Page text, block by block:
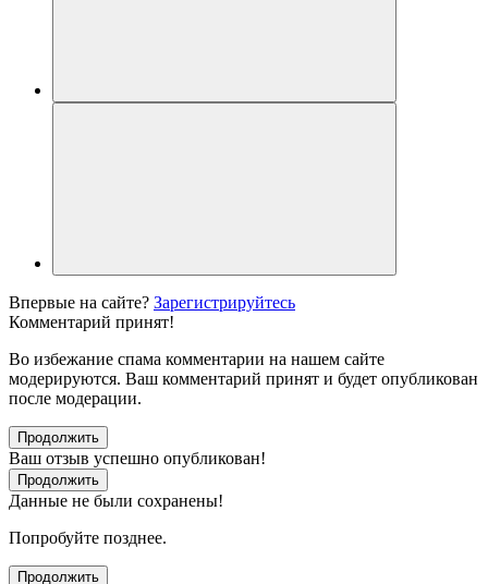
Впервые на сайте? Зарегистрируйтесь
Комментарий принят!
Во избежание спама комментарии на нашем сайте
модерируются. Ваш комментарий принят и будет опубликован
после модерации.
Продолжить
Ваш отзыв успешно опубликован!
Продолжить
Данные не были сохранены!
Попробуйте позднее.
Продолжить